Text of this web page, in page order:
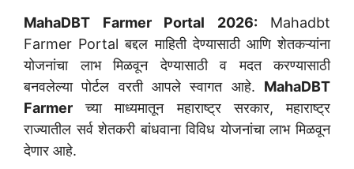
MahaDBT Farmer Portal 2026: Mahadbt
Farmer Portal बद्दल माहिती देण्यासाठी आणि शेतकऱ्यांना
योजनांचा लाभ मिळवून देण्यासाठी व मदत करण्यासाठी
बनवलेल्या पोर्टल वरती आपले स्वागत आहे. MahaDBT
Farmer च्या माध्यमातून महाराष्ट्र सरकार, महाराष्ट्र
राज्यातील सर्व शेतकरी बांधवाना विविध योजनांचा लाभ मिळवून
देणार आहे.